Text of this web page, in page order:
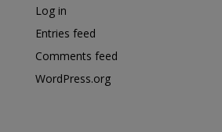
Log in
Entries feed
Comments feed
WordPress.org